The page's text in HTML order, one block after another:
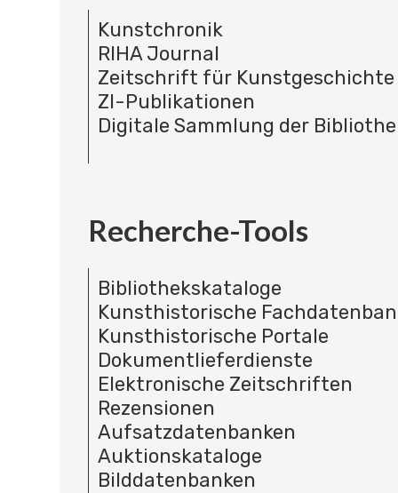
Kunstchronik
RIHA Journal
Zeitschrift für Kunstgeschichte
ZI-Publikationen
Digitale Sammlung der
Recherche-Tools
Bibliothekskataloge
Kunsthistorische
Kunsthistorische Portale
Dokumentlieferdienste
Elektronische Zeitschriften
Rezensionen
Aufsatzdatenbanken
Auktionskataloge
Bilddatenbanken